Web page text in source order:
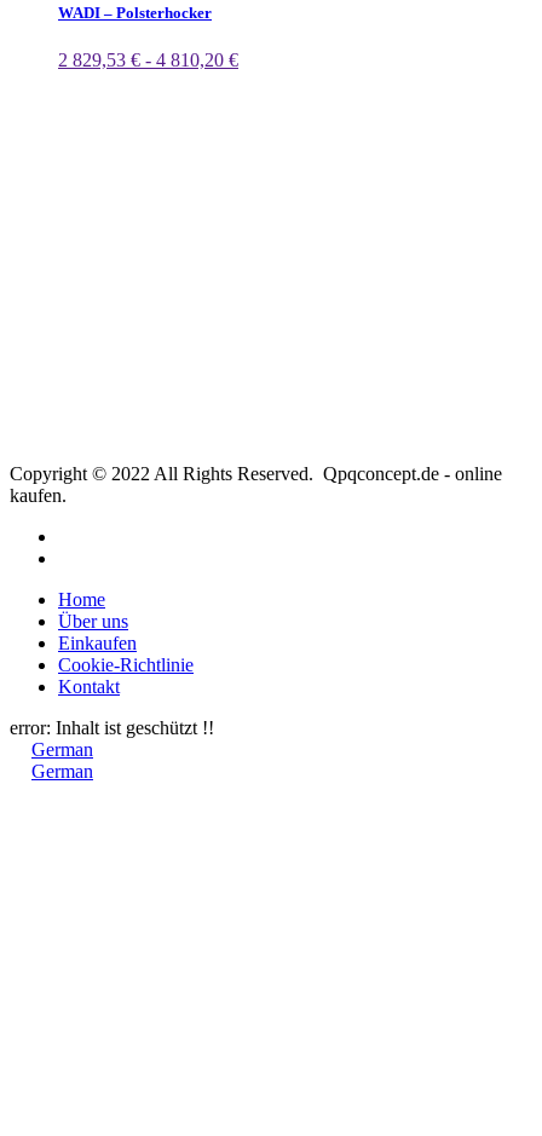
WADI – Polsterhocker
2 829,53 € - 4 810,20 €
Copyright © 2022 All Rights Reserved. Qpqconcept.de - online
kaufen.
Home
Über uns
Einkaufen
Cookie-Richtlinie
Kontakt
error: Inhalt ist geschützt !!
German
German